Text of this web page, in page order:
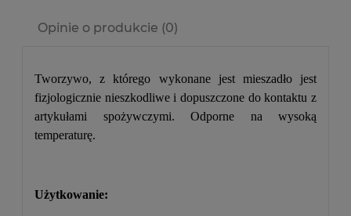
Opinie o produkcie (0)
Tworzywo, z którego wykonane jest mieszadło jest
fizjologicznie nieszkodliwe i dopuszczone do kontaktu z
artykułami spożywczymi. Odporne na wysoką
temperaturę.
Użytkowanie: